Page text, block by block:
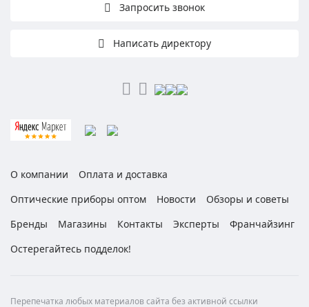
Запросить звонок
Написать директору
О компании
Оплата и доставка
Оптические приборы оптом
Новости
Обзоры и советы
Бренды
Магазины Контакты Эксперты
Франчайзинг
Остерегайтесь подделок!
Перепечатка любых материалов сайта без активной ссылки